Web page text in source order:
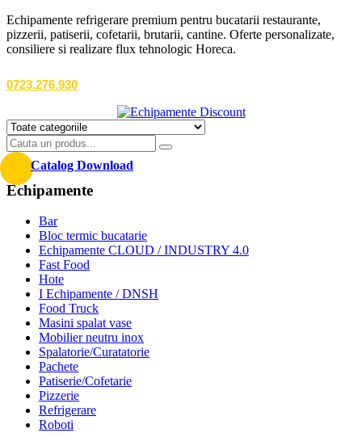
Echipamente refrigerare premium pentru bucatarii restaurante,
pizzerii, patiserii, cofetarii, brutarii, cantine. Oferte personalizate,
consiliere si realizare flux tehnologic Horeca.
0723.276.930
Catalog Download
Echipamente
Bar
Bloc termic bucatarie
Echipamente CLOUD / INDUSTRY 4.0
Fast Food
Hote
I Echipamente / DNSH
Food Truck
Masini spalat vase
Mobilier neutru inox
Spalatorie/Curatatorie
Pachete
Patiserie/Cofetarie
Pizzerie
Refrigerare
Roboti